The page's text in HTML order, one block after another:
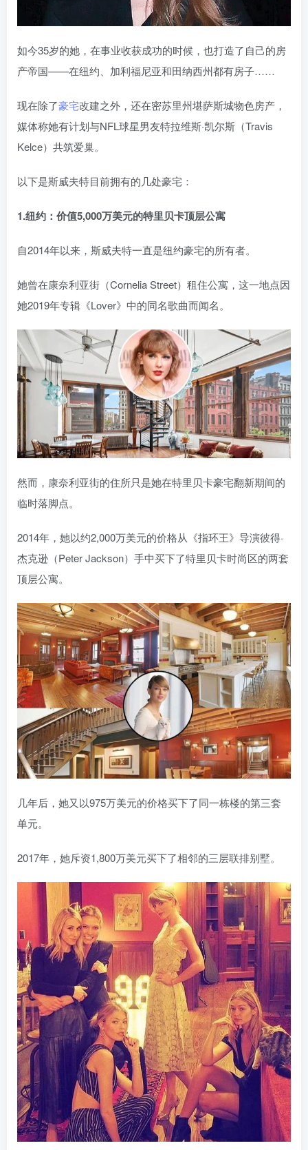
如今35岁的她，在事业收获成功的时候，也打造了自己的房
产帝国——在纽约、加利福尼亚和田纳西州都有房子……
现在除了豪宅改建之外，还在密苏里州堪萨斯城物色房产，
媒体称她有计划与NFL球星男友特拉维斯·凯尔斯（Travis
Kelce）共筑爱巢。
以下是斯威夫特目前拥有的几处豪宅：
1.纽约：价值5,000万美元的特里贝卡顶层公寓
自2014年以来，斯威夫特一直是纽约豪宅的所有者。
她曾在康奈利亚街（Cornelia Street）租住公寓，这一地点因
她2019年专辑《Lover》中的同名歌曲而闻名。
然而，康奈利亚街的住所只是她在特里贝卡豪宅翻新期间的
临时落脚点。
2014年，她以约2,000万美元的价格从《指环王》导演彼得·
杰克逊（Peter Jackson）手中买下了特里贝卡时尚区的两套
顶层公寓。
几年后，她又以975万美元的价格买下了同一栋楼的第三套
单元。
2017年，她斥资1,800万美元买下了相邻的三层联排别墅。